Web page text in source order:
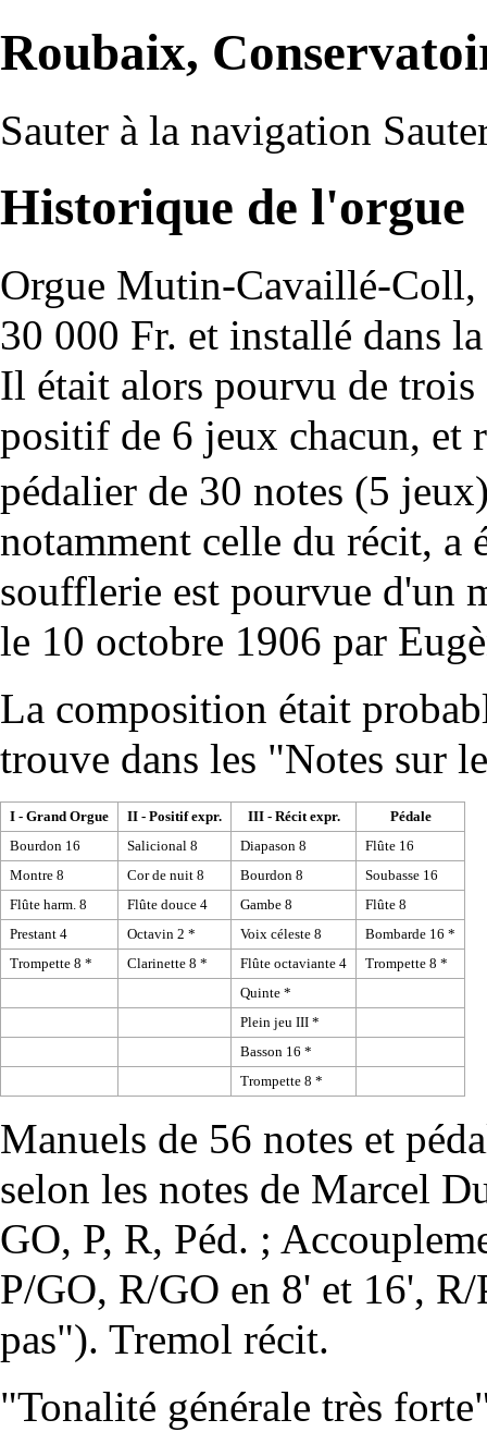
Roubaix,
Sauter à la navigation
Historique de l'orgue
Orgue Mutin-Cavaillé-Coll,
30 000 Fr. et installé dans
Il était alors pourvu de
positif de 6 jeux chacun, et
pédalier de 30 notes (5
notamment celle du récit, a
soufflerie est pourvue d'un
le 10 octobre 1906 par
La composition était
trouve dans les "Notes sur
I - Grand Orgue II - Positif expr. III - Récit expr.
Pédale
Bourdon 16
Salicional 8 Diapason 8
Flûte 16
Montre 8
Cor de nuit 8 Bourdon 8
Soubasse 16
Flûte harm. 8
Flûte douce 4 Gambe 8
Flûte 8
Prestant 4
Octavin 2 * Voix céleste 8
Bombarde 16 *
Trompette 8 *
Clarinette 8 * Flûte octaviante 4
Trompette 8 *
Quinte *
Plein jeu III *
Basson 16 *
Trompette 8 *
Manuels de 56 notes et
selon les notes de Marcel
GO, P, R, Péd. ;
P/GO, R/GO en 8' et 16',
pas"). Tremol récit.
"Tonalité générale très